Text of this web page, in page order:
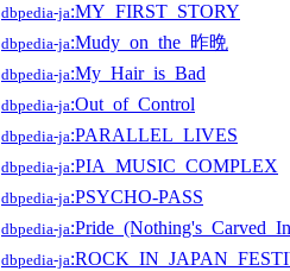
dbpedia-ja:MY_FIRST_STORY
dbpedia-ja:Mudy_on_the_昨晩
dbpedia-ja:My_Hair_is_Bad
dbpedia-ja:Out_of_Control
dbpedia-ja:PARALLEL_LIVES
dbpedia-ja:PIA_MUSIC_COMPLEX
dbpedia-ja:PSYCHO-PASS
dbpedia-ja
dbpedia-ja